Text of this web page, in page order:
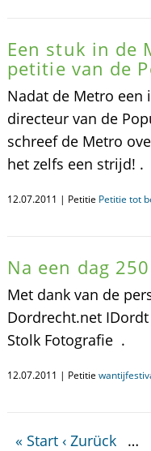
Een stuk in de
petitie van de
Nadat de Metro een
directeur van de
schreef de Metro
het zelfs een strijd! .
12.07.2011 | Petitie Petitie tot
Na een dag
Met dank van de
Dordrecht.net
Stolk Fotografie .
12.07.2011 | Petitie
« Start ‹ Zurück …